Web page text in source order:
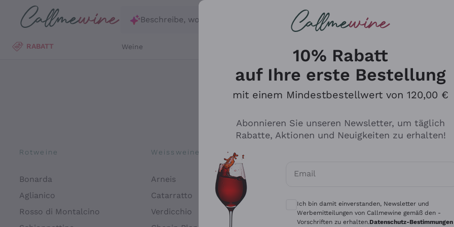
Zum Hauptinhalt springen
Beschreibe, wonach du suchst
RABATT Weine
Rotweine
Bonarda
Aglianico
Rosso di Montalcino
Weissweine
Arneis
Catarratto
Verdicchio
Tenuta San Leonardo
Alessandra Divella
Für
10% Rabatt
auf Ihre erste Bestellung
mit einem Mindestbestellwert von 120,00 €
Abonnieren Sie unseren Newsletter, um täglich
Rabatte, Aktionen und Neuigkeiten zu erhalten!
Email
Optionale Einwilligungen zum Erhalt von
Ich bin damit einverstanden, Newsletter und
Werbemitteilungen von Callmewine gemäß den -
Vorschriften zu erhalten.Datenschutz-Bestimmungen